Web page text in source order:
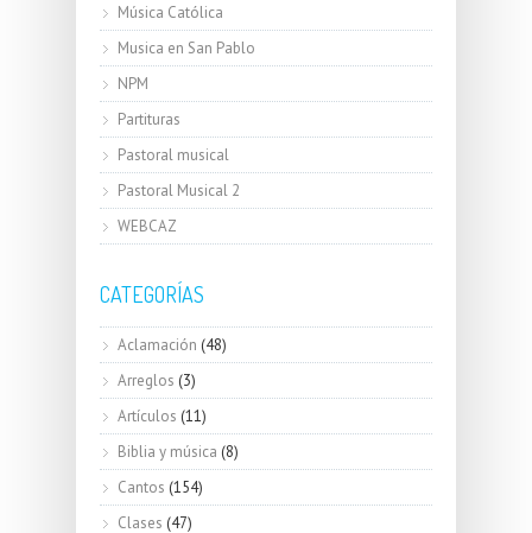
Música Católica
Musica en San Pablo
NPM
Partituras
Pastoral musical
Pastoral Musical 2
WEBCAZ
CATEGORÍAS
Aclamación (48)
Arreglos (3)
Artículos (11)
Biblia y música (8)
Cantos (154)
Clases (47)